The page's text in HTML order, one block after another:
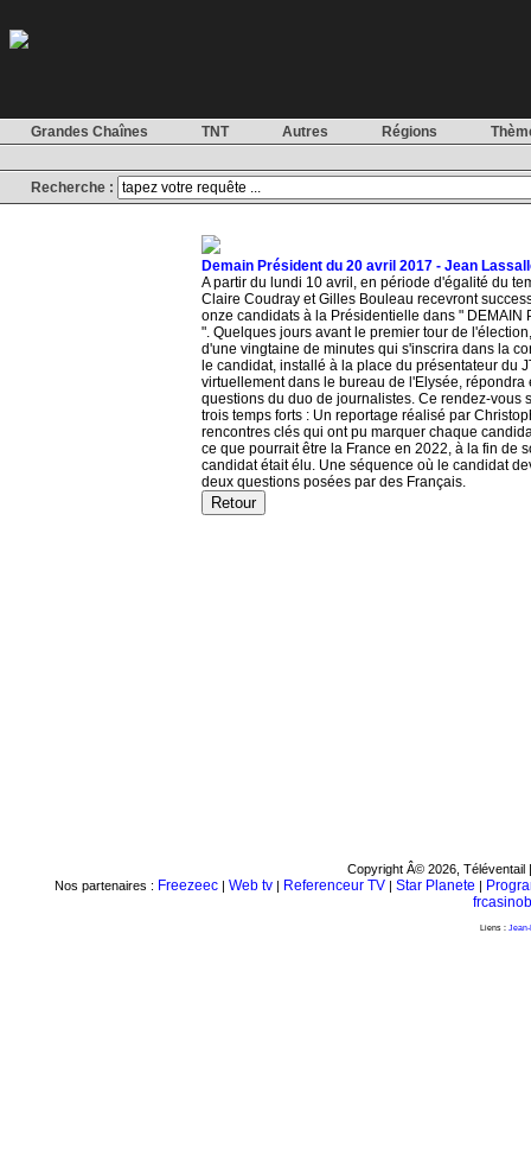
Grandes Chaînes TNT Autres Régions
Recherche :
Demain Président du 20 avril 2017 - Jean
A partir du lundi 10 avril, en période d'égalité du
Claire Coudray et Gilles Bouleau recevront
onze candidats à la Présidentielle dans " DEMAIN
". Quelques jours avant le premier tour de
d'une vingtaine de minutes qui s'inscrira dans la
le candidat, installé à la place du présentateur du
virtuellement dans le bureau de l'Elysée, répondra
questions du duo de journalistes. Ce rendez-vous
trois temps forts : Un reportage réalisé par
rencontres clés qui ont pu marquer chaque
ce que pourrait être la France en 2022, à la fin de
candidat était élu. Une séquence où le candidat
deux questions posées par des Français.
Copyright Â© 2026, Téléventail
Nos partenaires : Freezeec| Web tv| Referenceur TV| Star Planete |
Liens :